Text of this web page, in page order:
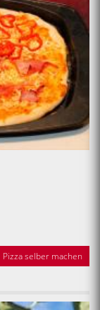
Pizza selber machen